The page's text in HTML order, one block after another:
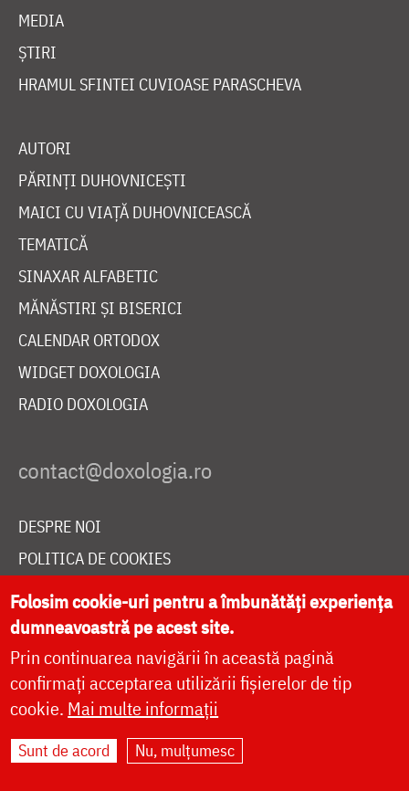
MEDIA
ȘTIRI
HRAMUL SFINTEI CUVIOASE PARASCHEVA
AUTORI
PĂRINȚI DUHOVNICEȘTI
MAICI CU VIAȚĂ DUHOVNICEASCĂ
TEMATICĂ
SINAXAR ALFABETIC
MĂNĂSTIRI ȘI BISERICI
CALENDAR ORTODOX
WIDGET DOXOLOGIA
RADIO DOXOLOGIA
DESPRE NOI
POLITICA DE COOKIES
DONEAZĂ ONLINE PENTRU CATEDRALA NAȚIONALĂ
LIVE
Site dezvoltat deDOXOLOGIA MEDIA
Arhiepiscopia Iașilor | ©
Folosim cookie-uri pentru a îmbunătăți experiența
dumneavoastră pe acest site.
Prin continuarea navigării în această pagină
confirmați acceptarea utilizării fișierelor de tip
cookie. Mai multe informații
Sunt de acord Nu, mulțumesc